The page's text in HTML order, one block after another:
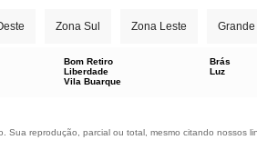
Zona Sul Zona Leste
Bom Retiro Brás
Liberdade Luz
Vila Buarque
reprodução, parcial ou total, mesmo citando